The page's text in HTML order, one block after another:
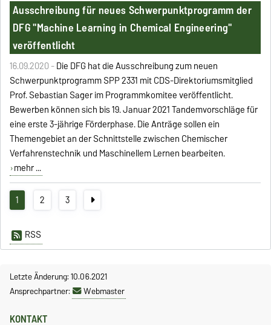
Ausschreibung für neues Schwerpunktprogramm der
DFG "Machine Learning in Chemical Engineering"
veröffentlicht
16.09.2020 -Die DFG hat die Ausschreibung zum neuen
Schwerpunktprogramm SPP 2331 mit CDS-Direktoriumsmitglied
Prof. Sebastian Sager im Programmkomitee veröffentlicht.
Bewerben können sich bis 19. Januar 2021 Tandemvorschläge für
eine erste 3-jährige Förderphase. Die Anträge sollen ein
Themengebiet an der Schnittstelle zwischen Chemischer
Verfahrenstechnik und Maschinellem Lernen bearbeiten.
mehr ...
1 2 3
RSS
Letzte Änderung: 10.06.2021
Ansprechpartner:
Webmaster
KONTAKT